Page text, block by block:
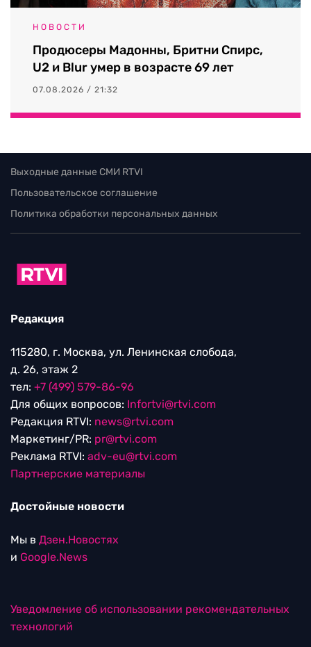
НОВОСТИ
Продюсеры Мадонны, Бритни Спирс,
U2 и Blur умер в возрасте 69 лет
07.08.2026 / 21:32
Выходные данные СМИ RTVI
Пользовательское соглашение
Политика обработки персональных данных
Редакция
115280, г. Москва, ул. Ленинская слобода,
д. 26, этаж 2
тел: +7 (499) 579-86-96
Для общих вопросов: Infortvi@rtvi.com
Редакция RTVI: news@rtvi.com
Маркетинг/PR: pr@rtvi.com
Реклама RTVI: adv-eu@rtvi.com
Партнерские материалы
Достойные новости
Мы в Дзен.Новостях
и Google.News
Уведомление об использовании рекомендательных
технологий